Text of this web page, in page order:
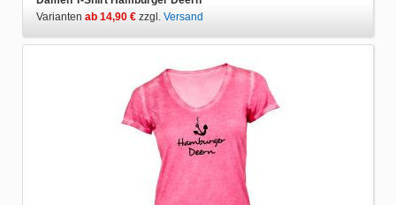
Varianten ab 14,90 € zzgl. Versand